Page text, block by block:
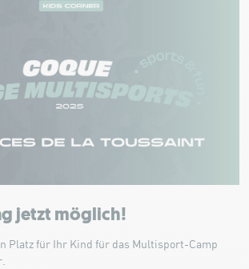
jetzt möglich!
Platz für Ihr Kind für das Multisport-Camp